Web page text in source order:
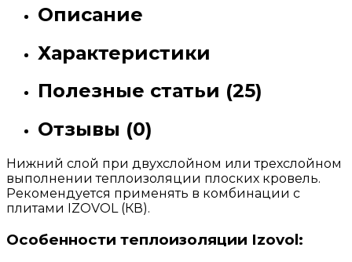
Описание
Характеристики
Полезные статьи (25)
Отзывы (0)
Нижний слой при двухслойном или трехслойном
выполнении теплоизоляции плоских кровель.
Рекомендуется применять в комбинации с
плитами IZOVOL (КВ).
Особенности теплоизоляции Izovol: